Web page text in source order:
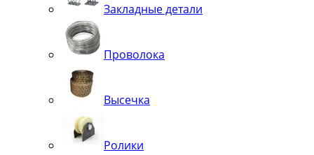
Закладные детали
Проволока
Высечка
Ролики